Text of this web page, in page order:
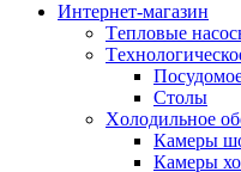
Интернет-магазин
Tепловые
Столы
Xолодильное
Камеры
Камеры